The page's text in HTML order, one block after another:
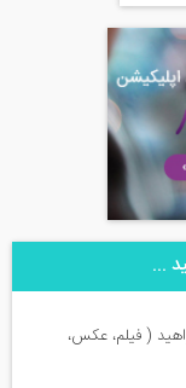
( فیلم، عکس،